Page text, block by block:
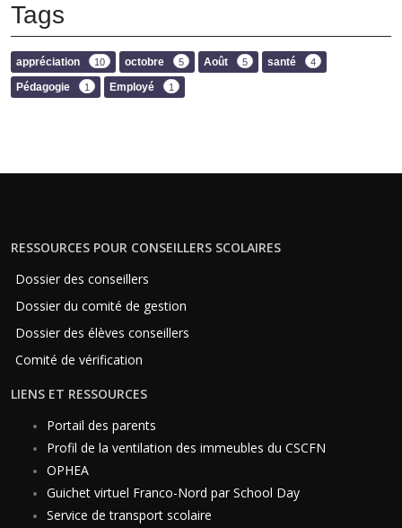
Tags
appréciation 10 octobre 5 Août 5 santé 4
Pédagogie 1 Employé 1
RESSOURCES POUR CONSEILLERS SCOLAIRES
Dossier des conseillers
Dossier du comité de gestion
Dossier des élèves conseillers
Comité de vérification
LIENS ET RESSOURCES
Portail des parents
Profil de la ventilation des immeubles du CSCFN
OPHEA
Guichet virtuel Franco-Nord par School Day
Service de transport scolaire